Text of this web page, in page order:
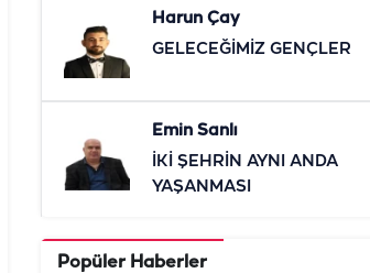
Harun Çay
GELECEĞİMİZ GENÇLER
Emin Sanlı
İKİ ŞEHRİN AYNI ANDA
YAŞANMASI
Popüler Haberler